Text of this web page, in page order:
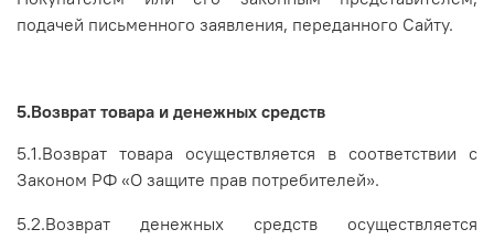
подачей письменного заявления, переданного Сайту.
5.Возврат товара и денежных средств
5.1.Возврат товара осуществляется в соответствии с
Законом РФ «О защите прав потребителей».
5.2.Возврат денежных средств осуществляется